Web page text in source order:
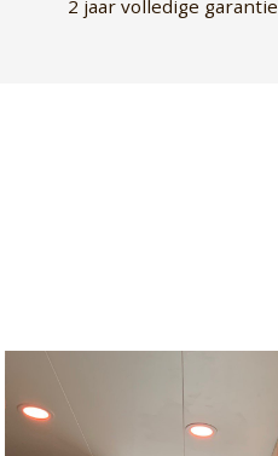
2 jaar volledige garantie